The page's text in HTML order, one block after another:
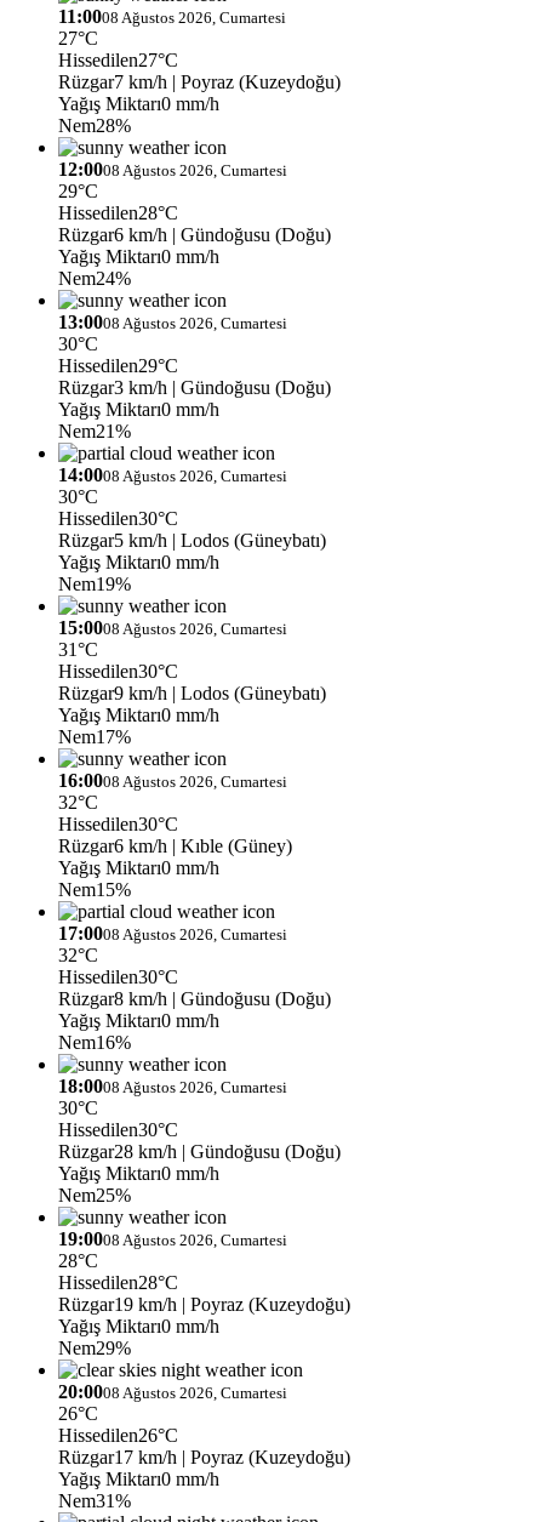
11:0008 Ağustos 2026, Cumartesi
27°C
Hissedilen27°C
Rüzgar7 km/h | Poyraz (Kuzeydoğu)
Yağış Miktarı0 mm/h
Nem28%
12:0008 Ağustos 2026, Cumartesi
29°C
Hissedilen28°C
Rüzgar6 km/h | Gündoğusu (Doğu)
Yağış Miktarı0 mm/h
Nem24%
13:0008 Ağustos 2026, Cumartesi
30°C
Hissedilen29°C
Rüzgar3 km/h | Gündoğusu (Doğu)
Yağış Miktarı0 mm/h
Nem21%
14:0008 Ağustos 2026, Cumartesi
30°C
Hissedilen30°C
Rüzgar5 km/h | Lodos (Güneybatı)
Yağış Miktarı0 mm/h
Nem19%
15:0008 Ağustos 2026, Cumartesi
31°C
Hissedilen30°C
Rüzgar9 km/h | Lodos (Güneybatı)
Yağış Miktarı0 mm/h
Nem17%
16:0008 Ağustos 2026, Cumartesi
32°C
Hissedilen30°C
Rüzgar6 km/h | Kıble (Güney)
Yağış Miktarı0 mm/h
Nem15%
17:0008 Ağustos 2026, Cumartesi
32°C
Hissedilen30°C
Rüzgar8 km/h | Gündoğusu (Doğu)
Yağış Miktarı0 mm/h
Nem16%
18:0008 Ağustos 2026, Cumartesi
30°C
Hissedilen30°C
Rüzgar28 km/h | Gündoğusu (Doğu)
Yağış Miktarı0 mm/h
Nem25%
19:0008 Ağustos 2026, Cumartesi
28°C
Hissedilen28°C
Rüzgar19 km/h | Poyraz (Kuzeydoğu)
Yağış Miktarı0 mm/h
Nem29%
20:0008 Ağustos 2026, Cumartesi
26°C
Hissedilen26°C
Rüzgar17 km/h | Poyraz (Kuzeydoğu)
Yağış Miktarı0 mm/h
Nem31%